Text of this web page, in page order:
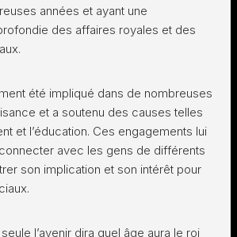
années et ayant une
des affaires royales et des
été impliqué dans de nombreuses
et a soutenu des causes telles
et l’éducation. Ces engagements lui
avec les gens de différents
son implication et son intérêt pour
l’avenir dira quel âge aura le roi